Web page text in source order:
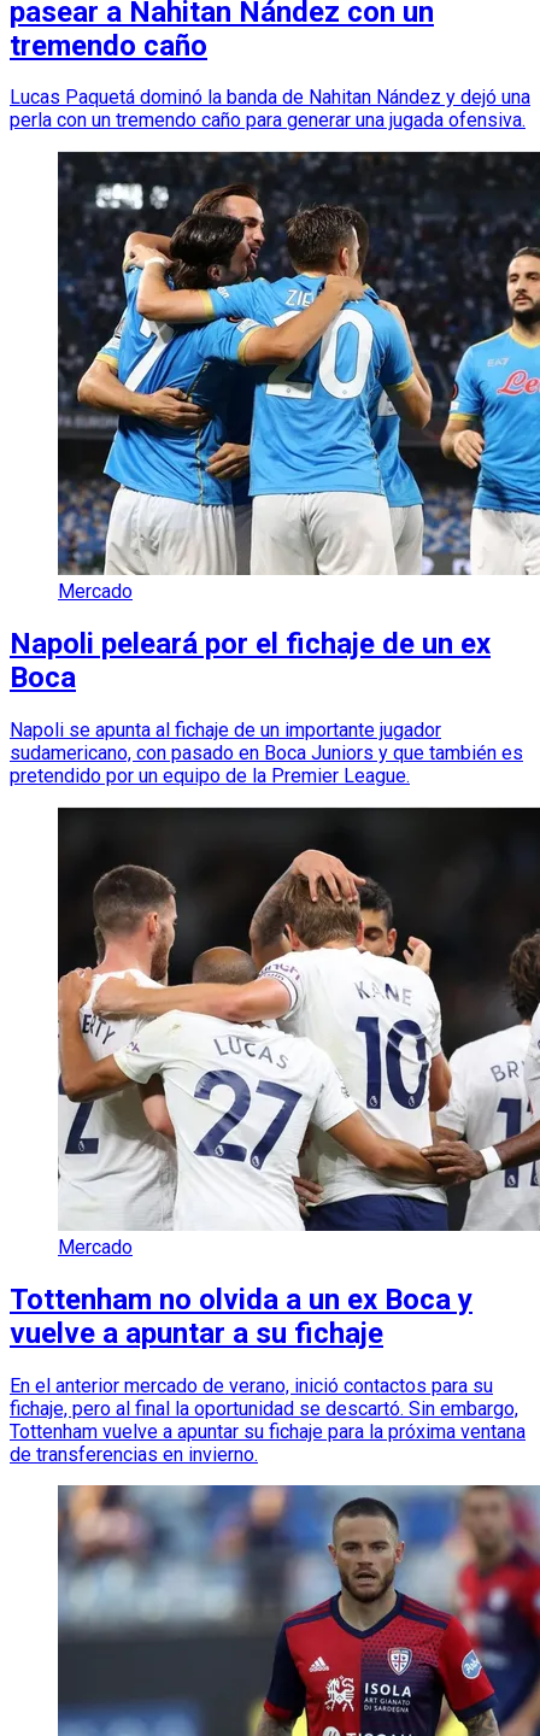
pasear a Nahitan Nández con un
tremendo caño
Lucas Paquetá dominó la banda de Nahitan Nández y dejó una
perla con un tremendo caño para generar una jugada ofensiva.
Mercado
Napoli peleará por el fichaje de un ex
Boca
Napoli se apunta al fichaje de un importante jugador
sudamericano, con pasado en Boca Juniors y que también es
pretendido por un equipo de la Premier League.
Mercado
Tottenham no olvida a un ex Boca y
vuelve a apuntar a su fichaje
En el anterior mercado de verano, inició contactos para su
fichaje, pero al final la oportunidad se descartó. Sin embargo,
Tottenham vuelve a apuntar su fichaje para la próxima ventana
de transferencias en invierno.